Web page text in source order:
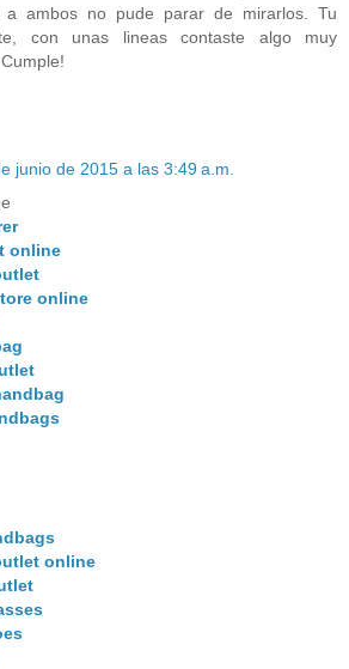
ambos no pude parar de mirarlos. Tu
con unas lineas contaste algo muy
junio de 2015 a las 3:49 a.m.
online
online
online